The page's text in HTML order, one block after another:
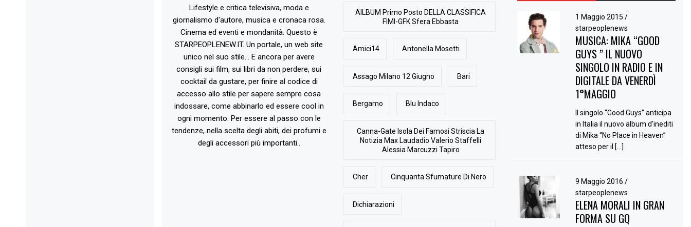
Lifestyle e critica televisiva, moda e
giornalismo d'autore, musica e cronaca rosa.
Cinema ed eventi e mondanità. Questo è
STARPEOPLENEW.IT. Un portale, un web site
unico nel suo stile... E ancora per avere
consigli sui film, sui libri da non perdere, sui
cocktail da gustare, per finire al codice di
accesso allo stile per sapere sempre cosa
indossare, come abbinarlo ed essere cool in
ogni momento. Per essere al passo con le
tendenze, nella scelta degli abiti, dei profumi e
degli accessori più importanti..
AlLBUM Primo Posto DELLA CLASSIFICA
FIMI-GFK Sfera Ebbasta
Amici14 Antonella Mosetti
Assago Milano 12 Giugno Bari
Bergamo Blu Indaco
Canna-Gate Isola Dei Famosi Striscia La
Notizia Max Laudadio Valerio Staffelli
Alessia Marcuzzi Tapiro
Cher Cinquanta Sfumature Di Nero
Dichiarazioni
1 Maggio 2015 /
starpeoplenews
MUSICA: MIKA “GOOD
GUYS ” IL NUOVO
SINGOLO IN RADIO E IN
DIGITALE DA VENERDÌ
1°MAGGIO
Il singolo “Good Guys” anticipa
in Italia il nuovo album d’inediti
di Mika “No Place in Heaven”
atteso per il […]
9 Maggio 2016 /
starpeoplenews
ELENA MORALI IN GRAN
FORMA SU GQ